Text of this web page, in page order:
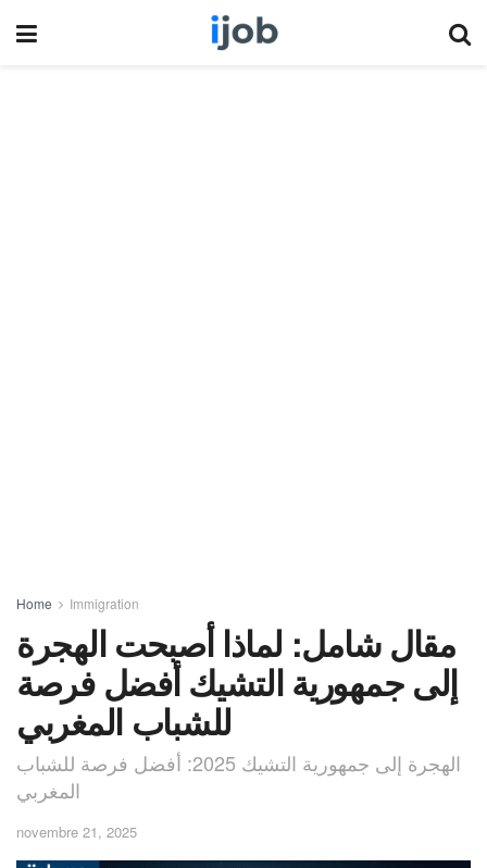
Home Immigration
مقال شامل: لماذا أصبحت الهجرة
إلى جمهورية التشيك أفضل فرصة
للشباب المغربي
الهجرة إلى جمهورية التشيك 2025: أفضل فرصة للشباب
المغربي
novembre 21, 2025